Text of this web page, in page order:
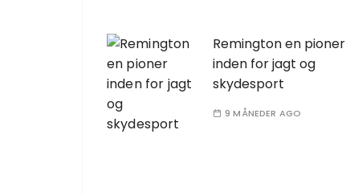
Remington en pioner
inden for jagt og
skydesport
9 MÅNEDER AGO